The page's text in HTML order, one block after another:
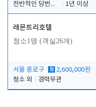
전반적인 당번업무
1년 이상
레몬트리호텔
청소1명 (객실26개)
서울 종로구 월 2,600,000원
청소 외
경력무관